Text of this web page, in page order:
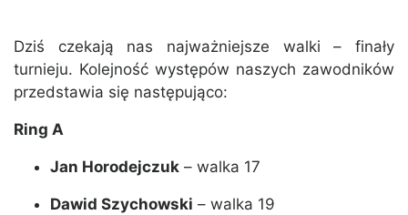
Dziś czekają nas najważniejsze walki – finały
turnieju. Kolejność występów naszych zawodników
przedstawia się następująco:
Ring A
Jan Horodejczuk – walka 17
Dawid Szychowski – walka 19